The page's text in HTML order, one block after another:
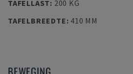
TAFELLAST: 200 KG
TAFELBREEDTE: 410 MM